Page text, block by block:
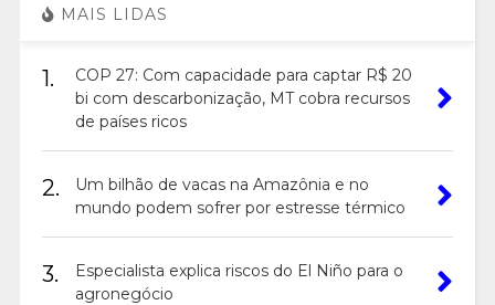
MAIS LIDAS
1.
COP 27: Com capacidade para captar R$ 20
bi com descarbonização, MT cobra recursos
de países ricos
2.
Um bilhão de vacas na Amazônia e no
mundo podem sofrer por estresse térmico
3.
Especialista explica riscos do El Niño para o
agronegócio